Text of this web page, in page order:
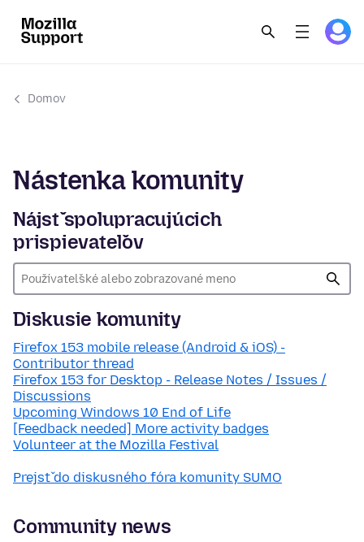
Domov
Nástenka komunity
Nájsť spolupracujúcich
prispievateľov
Diskusie komunity
Firefox 153 mobile release (Android & iOS) -
Contributor thread
Firefox 153 for Desktop - Release Notes / Issues /
Discussions
Upcoming Windows 10 End of Life
[Feedback needed] More activity badges
Volunteer at the Mozilla Festival
Prejsť do diskusného fóra komunity SUMO
Community news